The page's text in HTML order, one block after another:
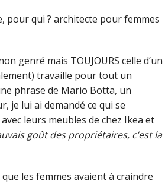
pour qui ? architecte pour femmes
genré mais TOUJOURS celle d’un
travaille pour tout un
phrase de Mario Botta, un
je lui ai demandé ce qui se
leurs meubles de chez Ikea et
goût des propriétaires, c’est la
les femmes avaient à craindre